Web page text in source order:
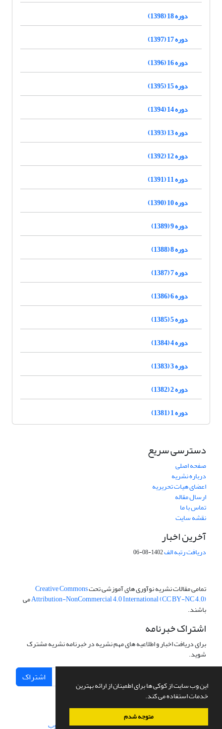
این وب سایت از کوکی ها برای اطمینان از ارائه بهترین
خدمات استفاده می کند.
متوجه شدم
دوره 18 (1398)
دوره 17 (1397)
دوره 16 (1396)
دوره 15 (1395)
دوره 14 (1394)
دوره 13 (1393)
دوره 12 (1392)
دوره 11 (1391)
دوره 10 (1390)
دوره 9 (1389)
دوره 8 (1388)
دوره 7 (1387)
دوره 6 (1386)
دوره 5 (1385)
دوره 4 (1384)
دوره 3 (1383)
دوره 2 (1382)
دوره 1 (1381)
دسترسی سریع
صفحه اصلی
درباره نشریه
اعضای هیات تحریریه
ارسال مقاله
تماس با ما
نقشه سایت
آخرین اخبار
دریافت رتبه الف1402-08-06
تمامی مقالات نشریه نوآوری های آموزشی تحتCreative Commons
Attribution-NonCommercial 4.0 International (CC BY-NC 4.0)می
باشند.
اشتراک خبرنامه
برای دریافت اخبار و اطلاعیه های مهم نشریه در خبرنامه نشریه مشترک
شوید.
اشتراک
سامانه مدیریت نشریات علمی.طراحی و پیاده سازی از سیناوب